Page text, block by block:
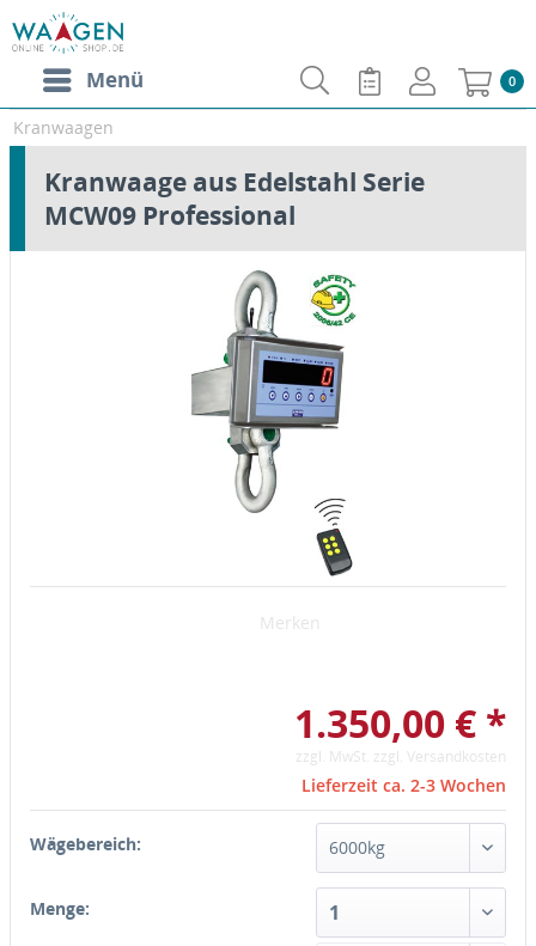
Menü 0
Kranwaagen
Kranwaage aus Edelstahl Serie
MCW09 Professional
Merken
1.350,00 € *
zzgl. MwSt. zzgl. Versandkosten
Lieferzeit ca. 2-3 Wochen
Wägebereich:
Menge: